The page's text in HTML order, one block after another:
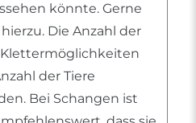
könnte. Gerne
Die Anzahl der
der Tiere
Bei Schangen ist